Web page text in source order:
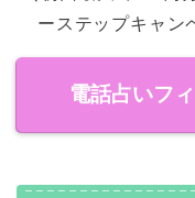
ーステップキャン
電話占いフ